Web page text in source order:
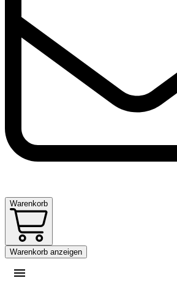
Warenkorb
Warenkorb anzeigen